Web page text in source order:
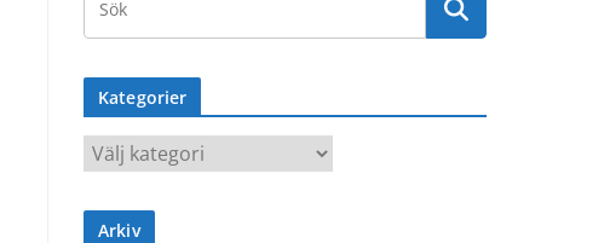
Kategorier
K
a
t
Arkiv